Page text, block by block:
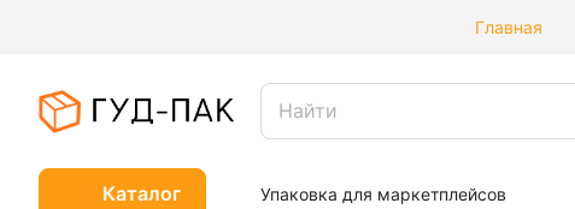
Главная
Каталог Упаковка для маркетплейсов